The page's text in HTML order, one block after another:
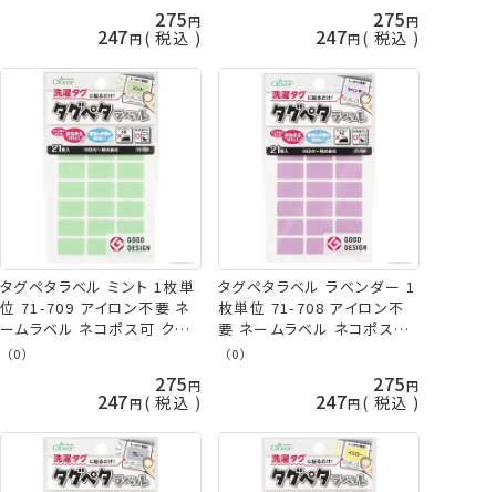
275
247 税込
275
247 税込
タグペタラベル ミント 1枚単
位 71-709 アイロン不要 ネ
ームラベル ネコポス可 クロ
バー clv 手芸の山久
（0）
275
247 税込
タグペタラベル ラベンダー 1
枚単位 71-708 アイロン不
要 ネームラベル ネコポス可
クロバー clv 手芸の山久
（0）
275
247 税込